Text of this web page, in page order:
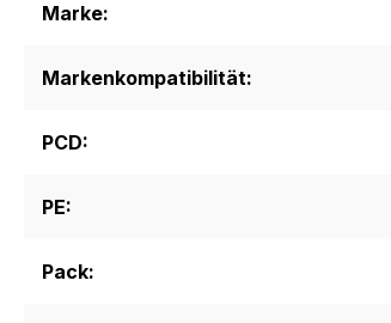
Marke:
Markenkompatibilität:
PCD:
PE:
Pack: